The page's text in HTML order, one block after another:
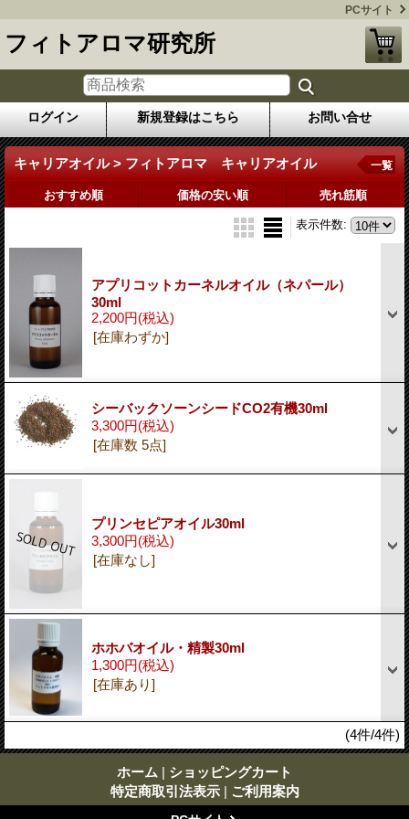
PCサイト
フィトアロマ研究所
ログイン 新規登録はこちら お問い合せ
キャリアオイル > フィトアロマ キャリアオイル 一覧
おすすめ順 価格の安い順 売れ筋順
表示件数:
アプリコットカーネルオイル（ネパール）
30ml
2,200円(税込)
[在庫わずか]
シーバックソーンシードCO2有機30ml
3,300円(税込)
[在庫数 5点]
プリンセピアオイル30ml
3,300円(税込)
[在庫なし]
ホホバオイル・精製30ml
1,300円(税込)
[在庫あり]
(4件/4件)
ホーム | ショッピングカート
特定商取引法表示 | ご利用案内